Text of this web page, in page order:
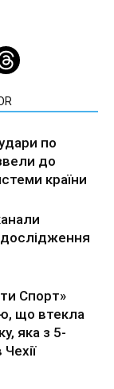
по
до
країни
Спорт»
що втекла
яка з 5-